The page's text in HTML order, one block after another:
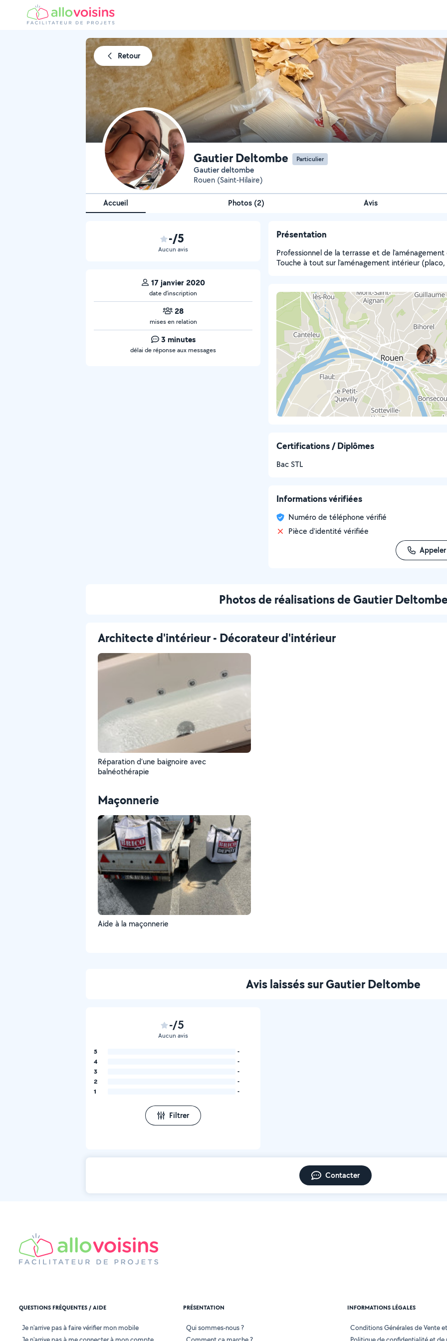
Retour
Gautier Deltombe Particulier
Gautier deltombe
Rouen (Saint-Hilaire)
Accueil Photos (2) Avis
-/5
Aucun avis
17 janvier 2020
date d’inscription
28
mises en relation
3 minutes
délai de réponse aux messages
Présentation
Professionnel de la terrasse et de
Touche à tout sur l'aménagement intérieur
Certifications / Diplômes
Bac STL
Informations vérifiées
Numéro de téléphone vérifié
Pièce d'identité vérifiée
Appeler
Photos de réalisations de Gautier
Architecte d'intérieur - Décorateur d'intérieur
Réparation d’une baignoire avec
balnéothérapie
Maçonnerie
Aide à la maçonnerie
Avis laissés sur Gautier Deltombe
-/5
Aucun avis
5
-
4
-
3
-
2
-
1
-
Filtrer
Contacter
QUESTIONS FRÉQUENTES / AIDE
Je n'arrive pas à faire vérifier mon mobile
PRÉSENTATION
Qui sommes-nous ?
INFORMATIONS LÉGALES
Conditions Générales de Vente